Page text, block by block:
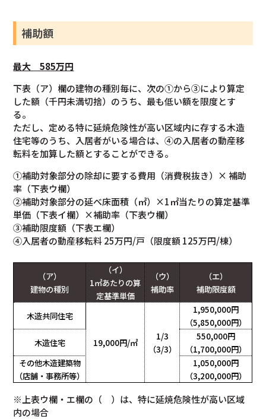
補助額
最大 585万円
下表（ア）欄の建物の種別毎に、次の①から③により算定
した額（千円未満切捨）のうち、最も低い額を限度とす
る。
ただし、定める特に延焼危険性が高い区域内に存する木造
住宅等のうち、入居者がいる場合は、④の入居者の動産移
転料を加算した額とすることができる。
①補助対象部分の除却に要する費用（消費税抜き）× 補助
率（下表ウ欄）
②補助対象部分の延べ床面積（㎡）×1㎡当たりの算定基準
単価（下表イ欄）×補助率（下表ウ欄）
③補助限度額（下表エ欄）
④入居者の動産移転料 25万円/戸（限度額 125万円/棟）
（ア）
建物の種別
（イ）
1㎡あたりの算
定基準単価
（ウ）
補助率
（エ）
補助限度額
木造共同住宅
19,000円/㎡
1/3
（3/3）
1,950,000円
（5,850,000円）
木造住宅
550,000円
（1,700,000円）
その他木造建築物
（店舗・事務所等）
1,050,000円
（3,200,000円）
※上表ウ欄・エ欄の（ ）は、特に延焼危険性が高い区域
内の場合